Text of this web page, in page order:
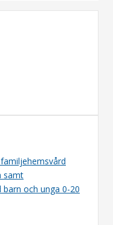
samt
och unga 0-20